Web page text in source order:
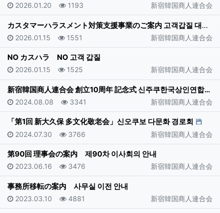
등록자
新宿韓国商人連合会
등록일
2026.01.20 조회
1193
カスタマーハラスメント対策支援事業のご案内 고객갑질 대책지…
등록자
新宿韓国商人連合会
등록일
2026.01.15 조회
1551
NO カスハラ NO 고객 갑질
등록자
新宿韓国商人連合会
등록일
2026.01.15 조회
1525
新宿韓国商人連合会 創立10周年 記念式 신주쿠한국상인연합…
등록자
新宿韓国商人連合会
등록일
2024.08.08 조회
3341
「第1回 新大久保 多文化敬老会」신오쿠보 다문화 경로회
등록자
新宿韓国商人連合会
등록일
2024.07.30 조회
3766
第90回 理事会の案内 제90차 이사회의 안내
등록자
新宿韓国商人連合会
등록일
2023.06.16 조회
3476
事務所移転の案内 사무실 이전 안내
등록자
新宿韓国商人連合会
등록일
2023.03.10 조회
4881